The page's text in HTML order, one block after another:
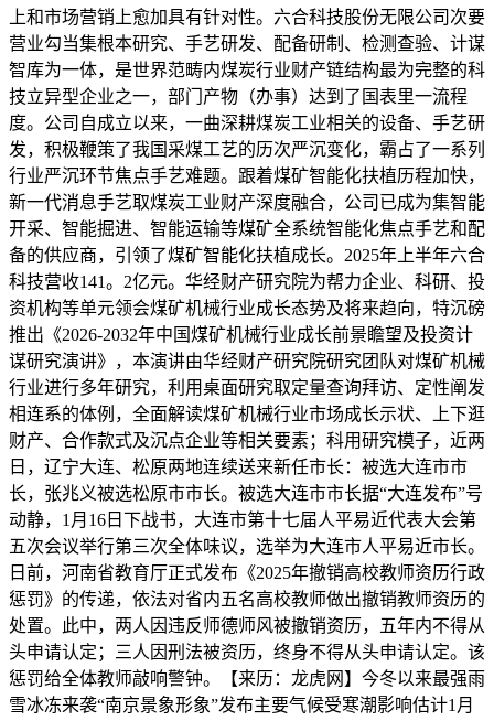
上和市场营销上愈加具有针对性。六合科技股份无限公司次要
营业勾当集根本研究、手艺研发、配备研制、检测查验、计谋
智库为一体，是世界范畴内煤炭行业财产链结构最为完整的科
技立异型企业之一，部门产物（办事）达到了国表里一流程
度。公司自成立以来，一曲深耕煤炭工业相关的设备、手艺研
发，积极鞭策了我国采煤工艺的历次严沉变化，霸占了一系列
行业严沉环节焦点手艺难题。跟着煤矿智能化扶植历程加快，
新一代消息手艺取煤炭工业财产深度融合，公司已成为集智能
开采、智能掘进、智能运输等煤矿全系统智能化焦点手艺和配
备的供应商，引领了煤矿智能化扶植成长。2025年上半年六合
科技营收141。2亿元。华经财产研究院为帮力企业、科研、投
资机构等单元领会煤矿机械行业成长态势及将来趋向，特沉磅
推出《2026-2032年中国煤矿机械行业成长前景瞻望及投资计
谋研究演讲》，本演讲由华经财产研究院研究团队对煤矿机械
行业进行多年研究，利用桌面研究取定量查询拜访、定性阐发
相连系的体例，全面解读煤矿机械行业市场成长示状、上下逛
财产、合作款式及沉点企业等相关要素；科用研究模子，近两
日，辽宁大连、松原两地连续送来新任市长：被选大连市市
长，张兆义被选松原市市长。被选大连市市长据“大连发布”号
动静，1月16日下战书，大连市第十七届人平易近代表大会第
五次会议举行第三次全体味议，选举为大连市人平易近市长。
日前，河南省教育厅正式发布《2025年撤销高校教师资历行政
惩罚》的传递，依法对省内五名高校教师做出撤销教师资历的
处置。此中，两人因违反师德师风被撤销资历，五年内不得从
头申请认定；三人因刑法被资历，终身不得从头申请认定。该
惩罚给全体教师敲响警钟。【来历：龙虎网】今冬以来最强雨
雪冰冻来袭“南京景象形象”发布主要气候受寒潮影响估计1月